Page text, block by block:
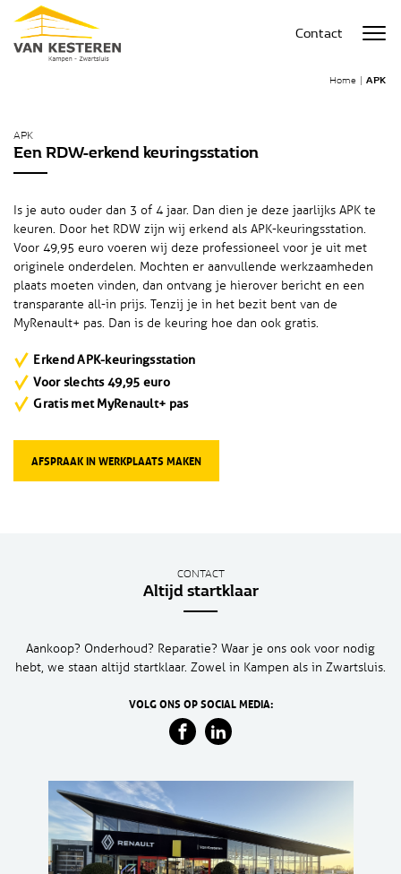
Contact
Home APK
APK
Een RDW-erkend keuringsstation
Is je auto ouder dan 3 of 4 jaar. Dan dien je deze jaarlijks APK te
keuren. Door het RDW zijn wij erkend als APK-keuringsstation.
Voor 49,95 euro voeren wij deze professioneel voor je uit met
originele onderdelen. Mochten er aanvullende werkzaamheden
plaats moeten vinden, dan ontvang je hierover bericht en een
transparante all-in prijs. Tenzij je in het bezit bent van de
MyRenault+ pas. Dan is de keuring hoe dan ook gratis.
Erkend APK-keuringsstation
Voor slechts 49,95 euro
Gratis met MyRenault+ pas
AFSPRAAK IN WERKPLAATS MAKEN
CONTACT
Altijd startklaar
Aankoop? Onderhoud? Reparatie? Waar je ons ook voor nodig
hebt, we staan altijd startklaar. Zowel in Kampen als in Zwartsluis.
VOLG ONS OP SOCIAL MEDIA: